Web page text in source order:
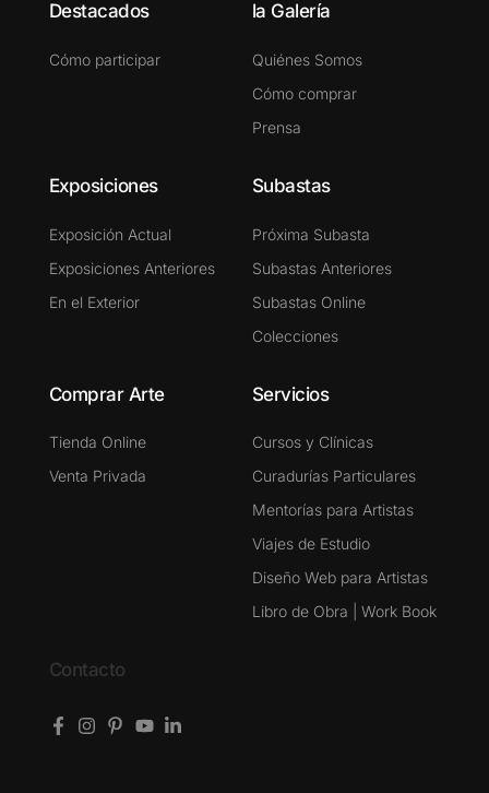
Destacados
Cómo participar
la Galería
Quiénes Somos
Cómo comprar
Prensa
Exposiciones
Exposición Actual
Exposiciones Anteriores
En el Exterior
Subastas
Próxima Subasta
Subastas Anteriores
Subastas Online
Colecciones
Comprar Arte
Tienda Online
Venta Privada
Servicios
Cursos y Clínicas
Curadurías Particulares
Mentorías para Artistas
Viajes de Estudio
Diseño Web para Artistas
Libro de Obra | Work Book
Contacto